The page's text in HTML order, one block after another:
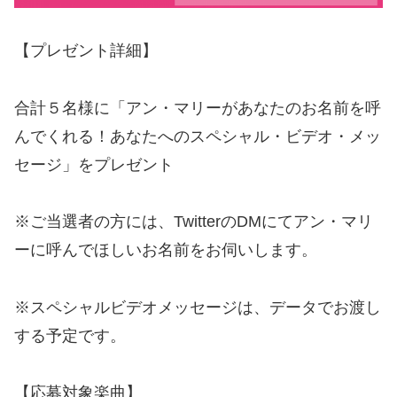
【プレゼント詳細】
合計５名様に「アン・マリーがあなたのお名前を呼
んでくれる！あなたへのスペシャル・ビデオ・メッ
セージ」をプレゼント
※ご当選者の方には、TwitterのDMにてアン・マリ
ーに呼んでほしいお名前をお伺いします。
※スペシャルビデオメッセージは、データでお渡し
する予定です。
【応募対象楽曲】